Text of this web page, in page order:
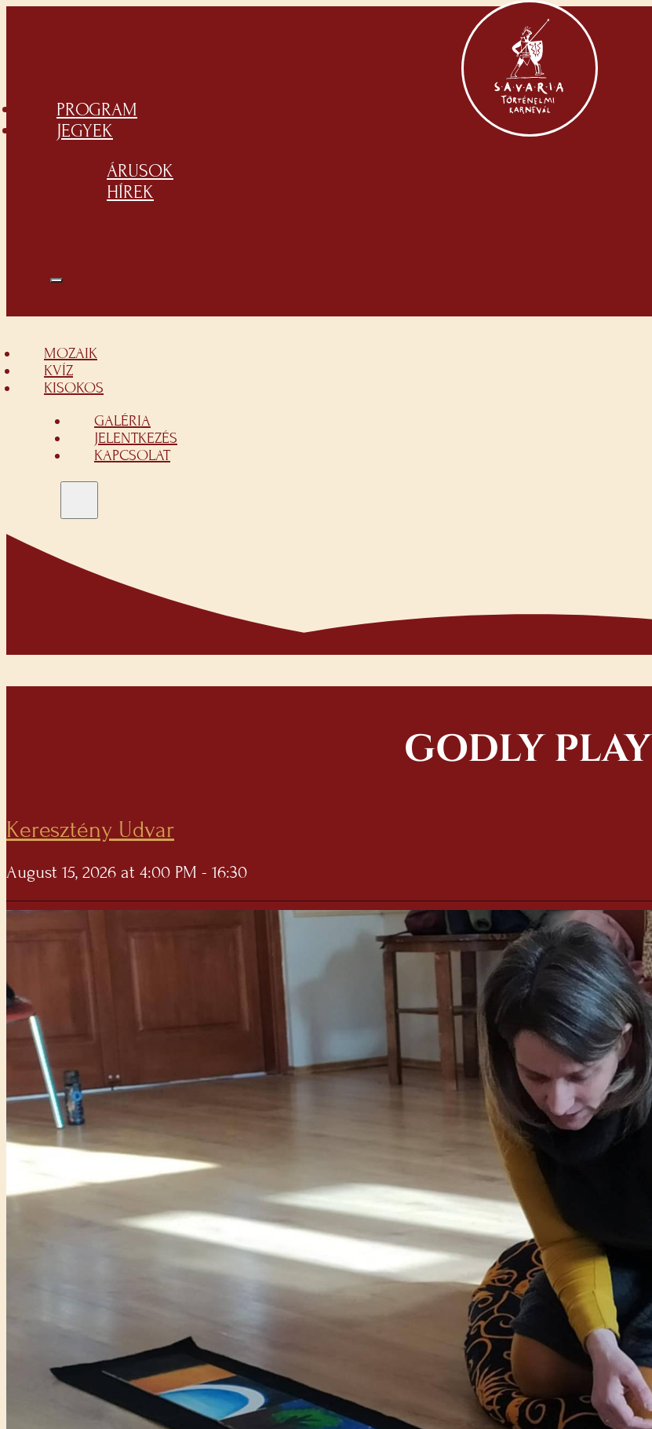
PROGRAM
JEGYEK
ÁRUSOK
HÍREK
MOZAIK
KVÍZ
KISOKOS
GALÉRIA
JELENTKEZÉS
KAPCSOLAT
GODLY PLAY
Keresztény Udvar
August 15, 2026 at 4:00 PM - 16:30